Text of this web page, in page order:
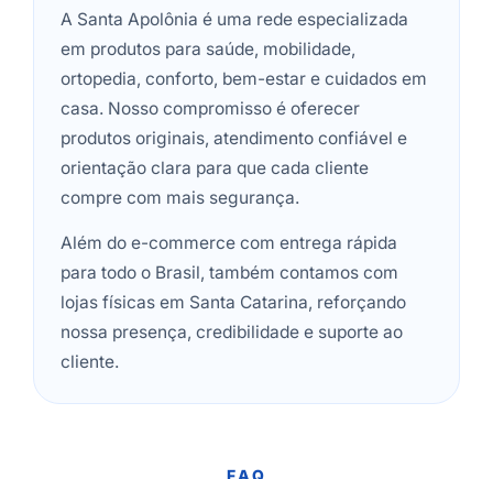
A Santa Apolônia é uma rede especializada
em produtos para saúde, mobilidade,
ortopedia, conforto, bem-estar e cuidados em
casa. Nosso compromisso é oferecer
produtos originais, atendimento confiável e
orientação clara para que cada cliente
compre com mais segurança.
Além do e-commerce com entrega rápida
para todo o Brasil, também contamos com
lojas físicas em Santa Catarina, reforçando
nossa presença, credibilidade e suporte ao
cliente.
FAQ